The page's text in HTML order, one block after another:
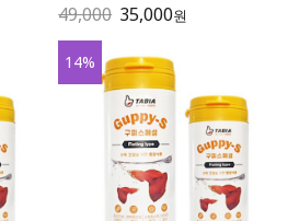
49,000 35,000원
14%